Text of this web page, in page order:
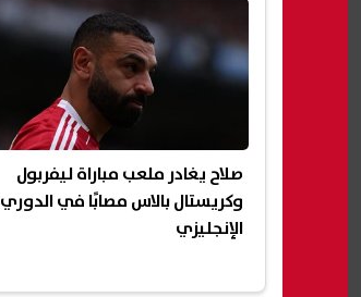
صلاح يغادر ملعب مباراة ليفربول
وكريستال بالاس مصابًا في الدوري
الإنجليزي